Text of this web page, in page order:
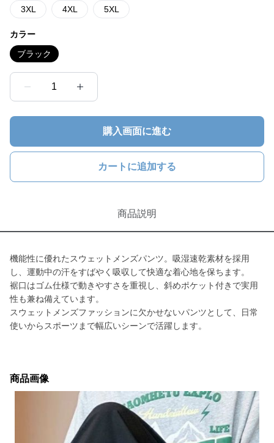
3XL 4XL 5XL
カラー
ブラック
1
購入画面に進む
カートに追加する
商品説明
機能性に優れたスウェットメンズパンツ。吸湿速乾素材を採用
し、運動中の汗をすばやく吸収して快適な着心地を保ちます。
裾口はゴム仕様で動きやすさを重視し、斜めポケット付きで実用
性も兼ね備えています。
スウェットメンズファッションに欠かせないパンツとして、日常
使いからスポーツまで幅広いシーンで活躍します。
商品画像